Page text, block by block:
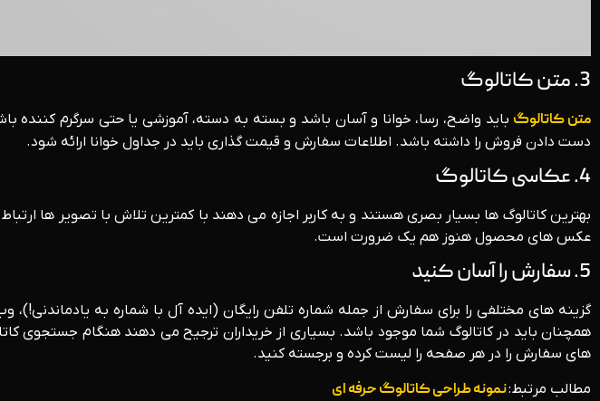
3. متن کاتالوگ
متن کاتالوگ باید واضح، رسا، خوانا و آسان باشد و بسته به دسته، آموزشی یا حتی سرگرم کننده
دست دادن فروش را داشته باشد. اطلاعات سفارش و قیمت گذاری باید در جداول خوانا ارائه شود.
4. عکاسی کاتالوگ
بهترین کاتالوگ ها بسیار بصری هستند و به کاربر اجازه می دهند با کمترین تلاش با تصویر ها
عکس های محصول هنوز هم یک ضرورت است.
5. سفارش را آسان کنید
گزینه های مختلفی را برای سفارش از جمله شماره تلفن رایگان (ایده آل با شماره به
همچنان باید در کاتالوگ شما موجود باشد. بسیاری از خریداران ترجیح می دهند هنگام جستجوی
های سفارش را در هر صفحه را لیست کرده و برجسته کنید.
مطالب مرتبط:نمونه طراحی کاتالوگ حرفه ای